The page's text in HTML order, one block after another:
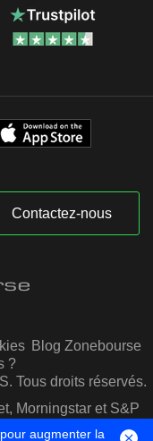
Contactez-nous
Blog Zonebourse
?
Tous droits réservés.
Morningstar et S&P
augmenter la